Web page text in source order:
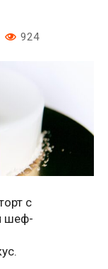
924
с
шеф-